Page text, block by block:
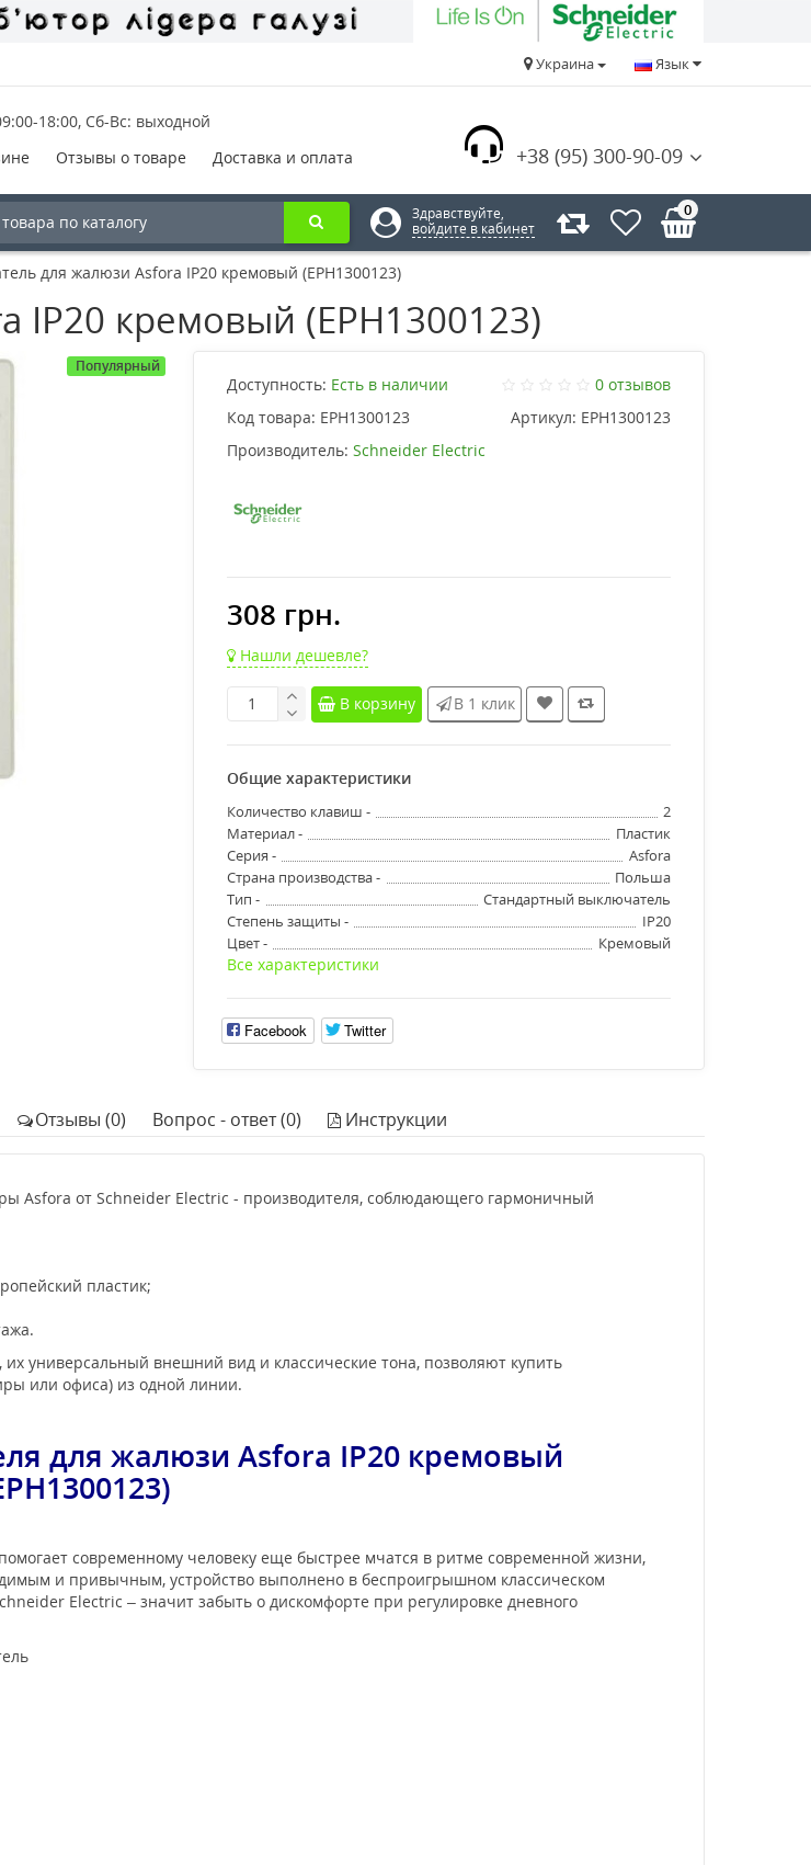
Язык
Украина
+38 (95) 300-90-09
18:00, Сб-Вс: выходной
Отзывы о товаре Доставка и оплата
Здравствуйте,
войдите в кабинет
0
для жалюзи Asfora IP20 кремовый (EPH1300123)
кремовый (EPH1300123)
Популярный
Доступность: Есть в наличии
0 отзывов
Код товара: EPH1300123 Артикул: EPH1300123
Производитель: Schneider Electric
308 грн.
Нашли дешевле?
В корзину В 1 клик
Общие характеристики
Количество клавиш -
2
Материал -
Пластик
Серия -
Asfora
Страна производства -
Польша
Тип -
Стандартный выключатель
Степень защиты -
IP20
Цвет -
Кремовый
Все характеристики
Facebook Twitter
Отзывы (0) Вопрос - ответ (0) Инструкции
Asfora от Schneider Electric - производителя, соблюдающего гармоничный
пластик;
универсальный внешний вид и классические тона, позволяют купить
или офиса) из одной линии.
для жалюзи Asfora IP20 кремовый
современному человеку еще быстрее мчатся в ритме современной жизни,
и привычным, устройство выполнено в беспроигрышном классическом
Electric – значит забыть о дискомфорте при регулировке дневного